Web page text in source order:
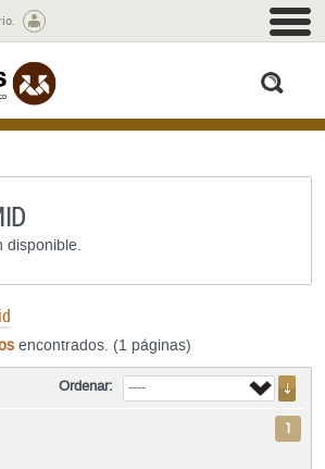
disponible.
encontrados. (1 páginas)
Ordenar:
1